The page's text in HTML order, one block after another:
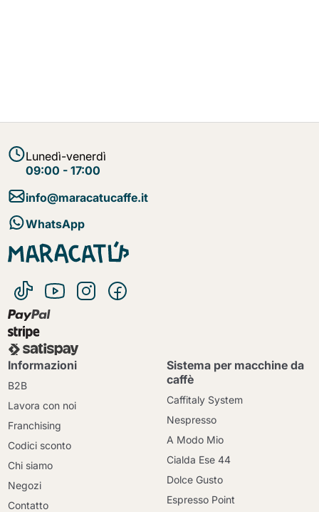
Lunedì-venerdì
09:00 - 17:00
info@maracatucaffe.it
WhatsApp
Informazioni
B2B
Lavora con noi
Franchising
Codici sconto
Chi siamo
Negozi
Contatto
Sistema per macchine da
caffè
Caffitaly System
Nespresso
A Modo Mio
Cialda Ese 44
Dolce Gusto
Espresso Point